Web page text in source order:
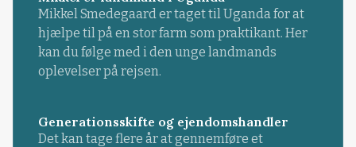
Mikkel Smedegaard er taget til Uganda for at
hjælpe til på en stor farm som praktikant. Her
kan du følge med i den unge landmands
oplevelser på rejsen.
Generationsskifte og ejendomshandler
Det kan tage flere år at gennemføre et